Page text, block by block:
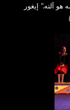
آلته." إيغور